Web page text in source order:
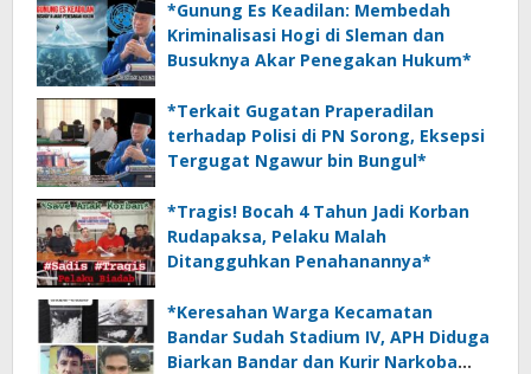
*Gunung Es Keadilan: Membedah
Kriminalisasi Hogi di Sleman dan
Busuknya Akar Penegakan Hukum*
*Terkait Gugatan Praperadilan
terhadap Polisi di PN Sorong, Eksepsi
Tergugat Ngawur bin Bungul*
*Tragis! Bocah 4 Tahun Jadi Korban
Rudapaksa, Pelaku Malah
Ditangguhkan Penahanannya*
*Keresahan Warga Kecamatan
Bandar Sudah Stadium IV, APH Diduga
Biarkan Bandar dan Kurir Narkoba